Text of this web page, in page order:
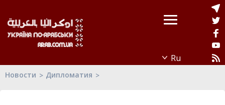
Новости Дипломатия